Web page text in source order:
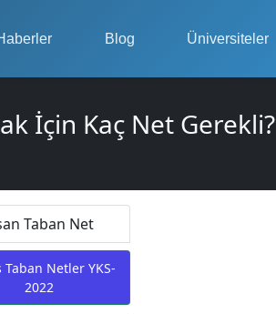
Blog Üniversiteler
İçin Kaç Net Gerekli?
Taban Net
Taban Netler YKS-
2022